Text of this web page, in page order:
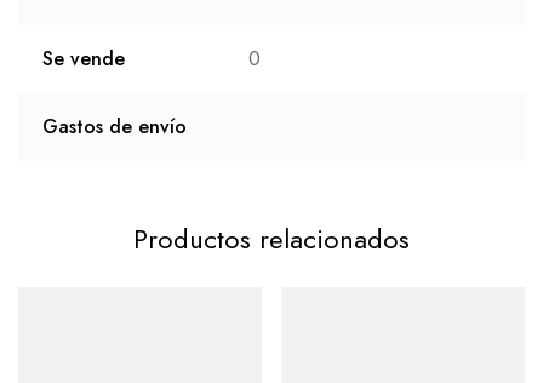
Se vende 0
Gastos de envío
Productos relacionados